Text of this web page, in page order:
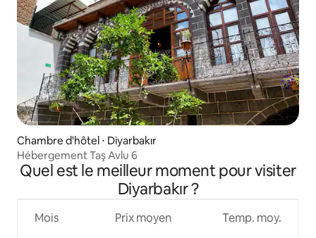
Chambre d'hôtel ⋅ Diyarbakır
Hébergement Taş Avlu 6
Quel est le meilleur moment pour visiter
Diyarbakır ?
Mois Prix moyen Temp. moy.